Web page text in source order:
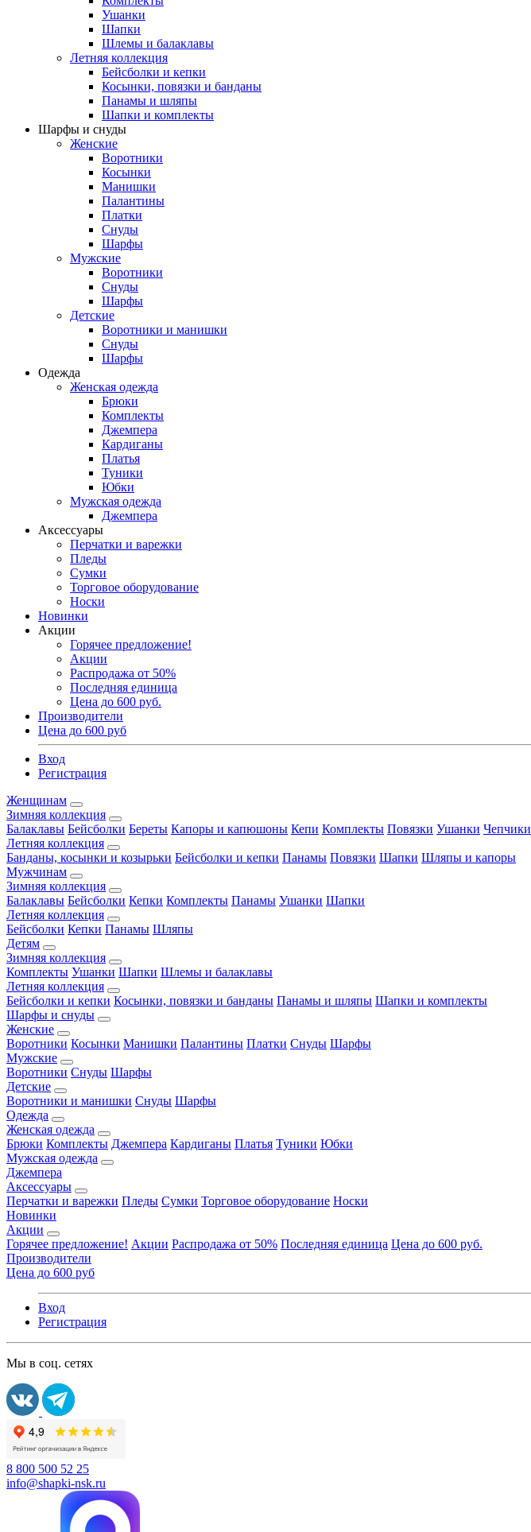
Ушанки
Шапки
Шлемы и балаклавы
Летняя коллекция
Бейсболки и кепки
Косынки, повязки и банданы
Панамы и шляпы
Шапки и комплекты
Шарфы и снуды
Женские
Воротники
Косынки
Манишки
Палантины
Платки
Снуды
Шарфы
Мужские
Воротники
Снуды
Шарфы
Детские
Воротники и манишки
Снуды
Шарфы
Одежда
Женская одежда
Брюки
Комплекты
Джемпера
Кардиганы
Платья
Туники
Юбки
Мужская одежда
Джемпера
Аксессуары
Перчатки и варежки
Пледы
Сумки
Торговое оборудование
Носки
Новинки
Акции
Горячее предложение!
Акции
Распродажа от 50%
Последняя единица
Цена до 600 руб.
Производители
Цена до 600 руб
Вход
Регистрация
Женщинам
Зимняя коллекция
Балаклавы Бейсболки Береты Капоры и капюшоны Кепи Комплекты Повязки Ушанки Чепчики
Летняя коллекция
Банданы, косынки и козырьки Бейсболки и кепки Панамы Повязки Шапки Шляпы и капоры
Мужчинам
Зимняя коллекция
Балаклавы Бейсболки Кепки Комплекты Панамы Ушанки Шапки
Летняя коллекция
Бейсболки Кепки Панамы Шляпы
Детям
Зимняя коллекция
Комплекты Ушанки Шапки Шлемы и балаклавы
Летняя коллекция
Бейсболки и кепки Косынки, повязки и банданы Панамы и шляпы Шапки и комплекты
Шарфы и снуды
Женские
Воротники Косынки Манишки Палантины Платки Снуды Шарфы
Мужские
Воротники Снуды Шарфы
Детские
Воротники и манишки Снуды Шарфы
Одежда
Женская одежда
Брюки Комплекты Джемпера Кардиганы Платья Туники Юбки
Мужская одежда
Джемпера
Аксессуары
Перчатки и варежки Пледы Сумки Торговое оборудование Носки
Новинки
Акции
Горячее предложение! Акции Распродажа от 50% Последняя единица Цена до 600 руб.
Производители
Цена до 600 руб
Вход
Регистрация
Мы в соц. сетях
8 800 500 52 25
info@shapki-nsk.ru